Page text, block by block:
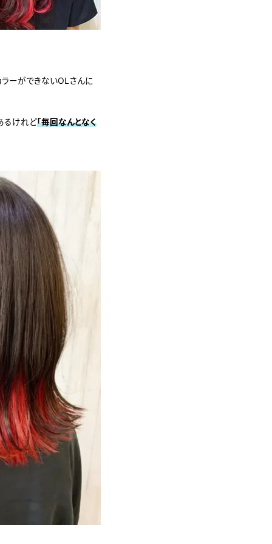
ーができないOLさんに
るけれど「毎回なんとなく